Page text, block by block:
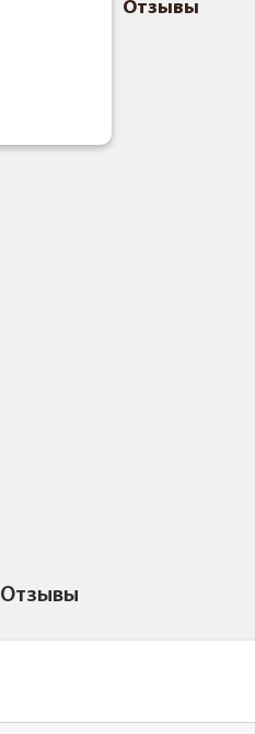
Отзывы
Отзывы